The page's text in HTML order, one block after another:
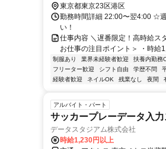
東京都東京23区港区
勤務時間詳細 22:00〜翌4:00 ☆
い！
仕事内容 ＼遅番限定！高時給ス
お仕事の注目ポイント＞ ・時給
制服あり 業界未経験者歓迎 扶養内勤務
フリーター歓迎
シフト自由 学歴不問
経験者歓迎
ネイルOK 残業なし 夜間
アルバイト・パート
サッカープレーデータ入
データスタジアム株式会社
時給1,230円以上